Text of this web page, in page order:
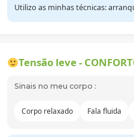
Utilizo as minhas técnicas:
Tensão leve -
Sinais no meu corpo :
Corpo relaxado Fala fluida